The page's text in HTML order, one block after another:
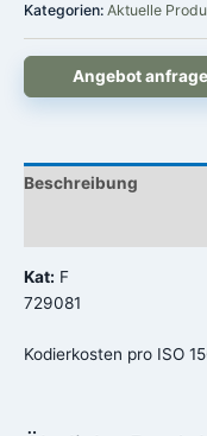
Kategorien: Aktuelle
Angebot
Beschreibung
Kat: F
729081
Kodierkosten pro ISO